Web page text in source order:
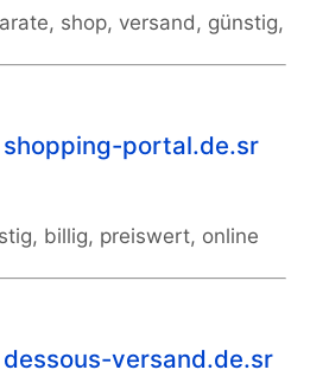
shop, versand, günstig,
shopping-portal.de.sr
billig, preiswert, online
dessous-versand.de.sr